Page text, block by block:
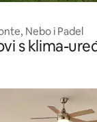
Nebo i Padel
s klima-